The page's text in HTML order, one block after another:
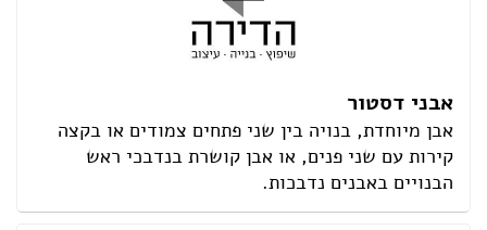
אבני דסטור
אבן מיוחדת, בנויה בין שני פתחים צמודים או בקצה
קירות עם שני פנים, או אבן קושרת בנדבכי ראש
הבנויים באבנים נדבכות.